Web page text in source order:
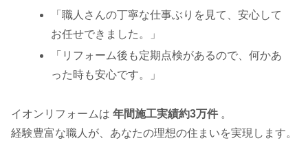
「職人さんの丁寧な仕事ぶりを見て、安心して
お任せできました。」
「リフォーム後も定期点検があるので、何かあ
った時も安心です。」
イオンリフォームは 年間施工実績約3万件 。
経験豊富な職人が、あなたの理想の住まいを実現します。